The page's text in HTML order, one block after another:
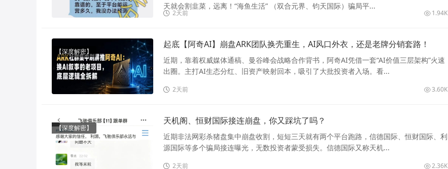
天就会割韭菜，远离！“海鱼生活” （双合元界、钧天国际）骗局平...
2天前 1.94K
【深度解密】
起底【阿奇AI】崩盘ARK团队换壳重生，AI风口外衣，还是老牌分销套路！
近期，靠着权威媒体通稿、曼谷峰会战略合作背书，阿奇AI凭借一套“AI价值三层架构”火速
出圈。主打AI生态分红、旧资产映射回本，吸引了大批投资者入场。看...
2天前 3.60K
【深度解密】
天机阁、恒财国际接连崩盘，你又踩坑了吗？
近期非法网彩杀猪盘集中崩盘收割，短短三天就有两个平台跑路，信德国际、恒财国际、利
源国际等多个骗局接连曝光，无数投资者蒙受损失。信德国际又称天机...
2天前 2.36K